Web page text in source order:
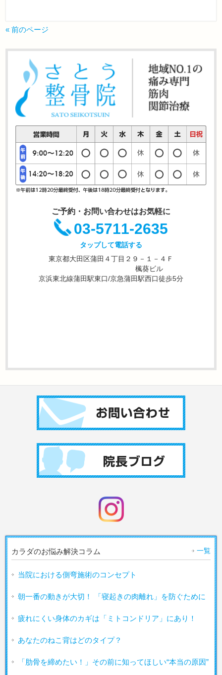
« 前のページ
ご予約・お問い合わせはお気軽に
03-5711-2635
タップして電話する
東京都大田区蒲田４丁目２９－１－４Ｆ
楓葵ビル
京浜東北線蒲田駅東口/京急蒲田駅西口徒歩5分
カラダのお悩み解決コラム 一覧
当院における側弯施術のコンセプト
朝一番の動きが大切！ 「寝起きの肉離れ」を防ぐために
疲れにくい身体のカギは「ミトコンドリア」にあり！
あなたのねこ背はどのタイプ？
「肋骨を締めたい！」その前に知ってほしい“本当の原因”